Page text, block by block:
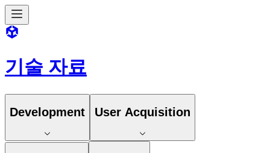
기술 자료
Development User Acquisition